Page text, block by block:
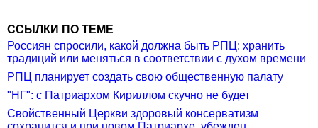
ССЫЛКИ ПО ТЕМЕ
Россиян спросили, какой должна быть РПЦ: хранить
традиций или меняться в соответствии с духом времени
РПЦ планирует создать свою общественную палату
"НГ": с Патриархом Кириллом скучно не будет
Свойственный Церкви здоровый консерватизм